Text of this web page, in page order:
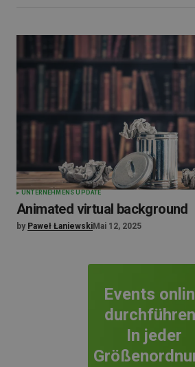
UNTERNEHMENS UPDATE
Animated virtual background
by Paweł ŁaniewskiMai 12, 2025
Events
In jeder